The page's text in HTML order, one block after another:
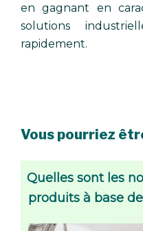
en gagnant en
solutions
rapidement.
Vous pourriez
Quelles sont les
produits à base